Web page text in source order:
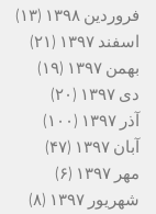
فروردین ۱۳۹۸
(۱۳)
اسفند ۱۳۹۷
(۲۱)
بهمن ۱۳۹۷
(۱۹)
دی ۱۳۹۷
(۲۰)
آذر ۱۳۹۷
(۱۰۰)
آبان ۱۳۹۷
(۴۷)
مهر ۱۳۹۷
(۶)
شهریور ۱۳۹۷
(۸)